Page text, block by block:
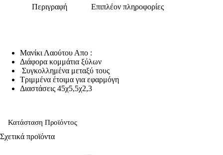
Περιγραφή Επιπλέον πληροφορίες
Μανίκι Λαούτου Απο :
Διάφορα κομμάτια ξύλων
Συγκολλημένα μεταξύ τους
Τριμμένα έτοιμα για εφαρμόγη
Διαστάσεις 45χ5,5χ2,3
Κατάσταση Προϊόντος
Σχετικά προϊόντα